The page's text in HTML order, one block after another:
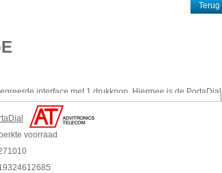
Terug
interface met 1 drukknop. Hiermee is de PortaDial
VoIP omgeving. Daarnaast is de PortaDialSIP
voorraad